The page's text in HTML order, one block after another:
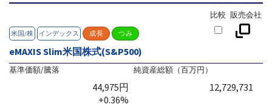
米国/株 インデックス 成長 つみ
比較 販売会社
eMAXIS Slim米国株式(S&P500)
基準価額/騰落
44,975円
+0.36%
純資産総額（百万円）
12,729,731